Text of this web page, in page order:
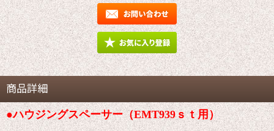
商品詳細
●ハウジングスペーサー（EMT939ｓｔ用）